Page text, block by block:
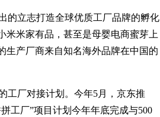
立志打造全球优质工厂品牌的孵化
米米家有品，甚至是母婴电商蜜芽上
生产厂商来自知名海外品牌在中国的
厂对接计划。今年5月，京东推
工厂”项目计划今年年底完成与500